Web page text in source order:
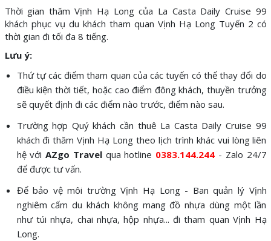
Thời gian thăm Vịnh Hạ Long của La Casta Daily Cruise 99
khách phục vụ du khách tham quan Vịnh Hạ Long Tuyến 2 có
thời gian đi tối đa 8 tiếng.
Lưu ý:
Thứ tự các điểm tham quan của các tuyến có thể thay đổi do
điều kiện thời tiết, hoặc cao điểm đông khách, thuyền trưởng
sẽ quyết định đi các điểm nào trước, điểm nào sau.
Trường hợp Quý khách cần thuê La Casta Daily Cruise 99
khách đi thăm Vịnh Hạ Long theo lịch trình khác vui lòng liên
hệ vớiAZgo Travelqua hotline 0383.144.244 - Zalo 24/7
để được tư vấn.
Để bảo vệ môi trường Vịnh Hạ Long - Ban quản lý Vịnh
nghiêm cấm du khách không mang đồ nhựa dùng một lần
như túi nhựa, chai nhựa, hộp nhựa... đi tham quan Vịnh Hạ
Long.